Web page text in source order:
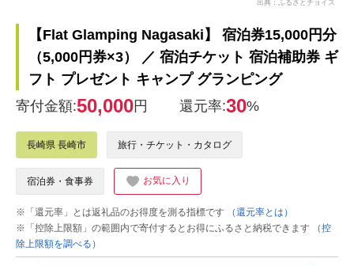
出典：ふるさとチョイス
【Flat Glamping Nagasaki】 宿泊券15,000円分
（5,000円券×3） ／ 宿泊チケット 宿泊補助券 ギ
フト プレゼント キャンプ グランピング
寄付金額:50,000円 還元率:30%
長崎県 長崎市 旅行・チケット・カタログ
宿泊券・食事券 お気に入り
※「還元率」とは返礼品のお得度を測る指標です
（還元率とは）
※「控除上限額」の範囲内で寄付するとお得にふるさと納税できます
（控
除上限額を調べる）